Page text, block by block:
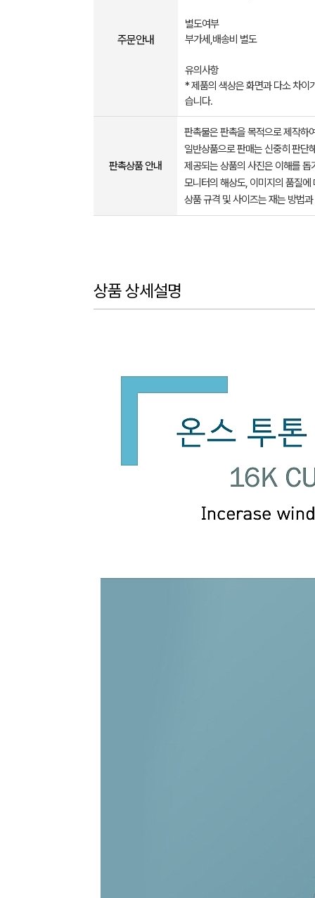
주문안내
별도여부
부가세,배송비 별도
유의사항
* 제품의 색상은 화면과 다소 차이
습니다.
판촉상품 안내
판촉물은 판촉을 목적으로 제작하
일반상품으로 판매는 신중히 판단
제공되는 상품의 사진은 이해를
모니터의 해상도, 이미지의 품질
상품 규격 및 사이즈는 재는 방법
상품 상세설명